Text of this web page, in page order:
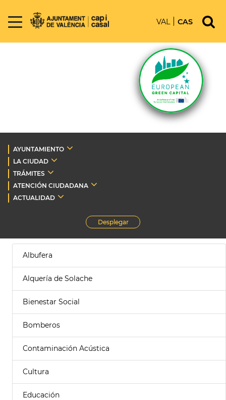
VAL CAS
AYUNTAMIENTO
LA CIUDAD
TRÁMITES
ATENCIÓN CIUDADANA
ACTUALIDAD
Desplegar
Albufera
Alquería de Solache
Bienestar Social
Bomberos
Contaminación Acústica
Cultura
Educación